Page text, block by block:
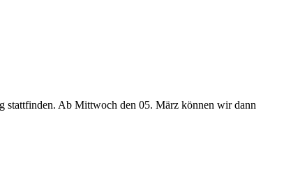
stattfinden. Ab Mittwoch den 05. März können wir dann